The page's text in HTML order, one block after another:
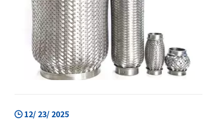
12/ 23/ 2025